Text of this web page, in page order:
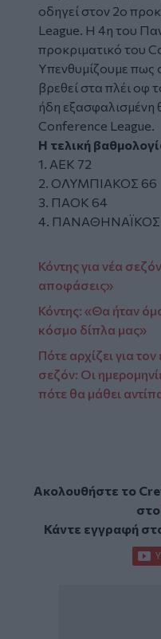
οδηγεί στον 2ο
League. Η 4η του
προκριματικό του
Υπενθυμίζουμε
βρεθεί στα πλέι οφ
ήδη εξασφαλισμένη
Conference League.
Η τελική
1. ΑΕΚ 72
2. ΟΛΥΜΠΙΑΚΟΣ 66
3. ΠΑΟΚ 64
4. ΠΑΝΑΘΗΝΑΪΚΟΣ
Κόντης για νέα
αποφάσεις»
Κόντης: «Θα ήταν
κόσμο δίπλα μας»
Πότε αρχίζει για
σεζόν: Οι
πότε θα μάθει
Ακολουθήστε το
στο
Κάντε εγγραφή